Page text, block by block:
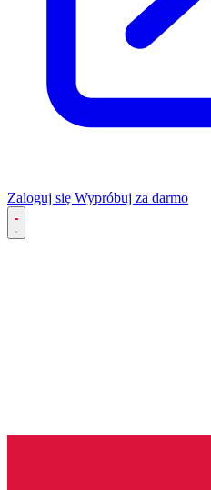
Zaloguj się Wypróbuj za darmo